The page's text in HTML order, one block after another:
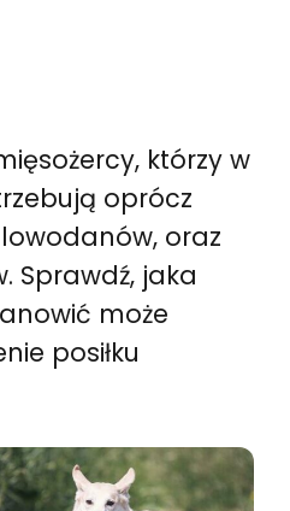
którzy w
oprócz
oraz
Sprawdź, jaka
może
posiłku